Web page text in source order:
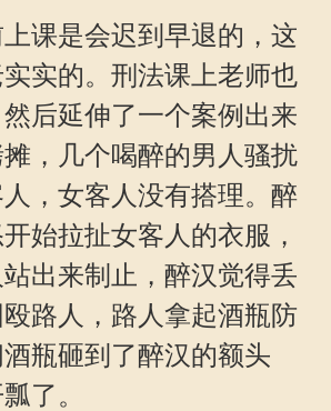
是会迟到早退的，这
实的。刑法课上老师也
后延伸了一个案例出来
，几个喝醉的男人骚扰
，女客人没有搭理。醉
始拉扯女客人的衣服，
出来制止，醉汉觉得丢
路人，路人拿起酒瓶防
瓶砸到了醉汉的额头
了。